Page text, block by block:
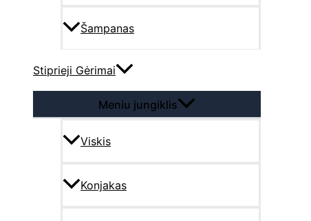
Šampanas
Stiprieji Gėrimai
Meniu jungiklis
Viskis
Konjakas